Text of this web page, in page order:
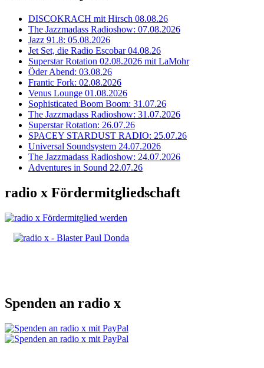
DISCOKRACH mit Hirsch 08.08.26
The Jazzmadass Radioshow: 07.08.2026
Jazz 91.8: 05.08.2026
Jet Set, die Radio Escobar 04.08.26
Superstar Rotation 02.08.2026 mit LaMohr
Öder Abend: 03.08.26
Frantic Fork: 02.08.2026
Venus Lounge 01.08.2026
Sophisticated Boom Boom: 31.07.26
The Jazzmadass Radioshow: 31.07.2026
Superstar Rotation: 26.07.26
SPACEY STARDUST RADIO: 25.07.26
Universal Soundsystem 24.07.2026
The Jazzmadass Radioshow: 24.07.2026
Adventures in Sound 22.07.26
radio x Fördermitgliedschaft
Spenden an radio x